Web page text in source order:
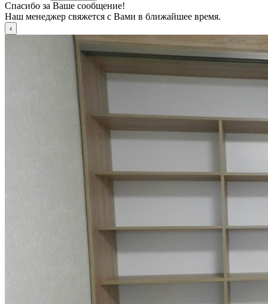
Спасибо за Ваше сообщение!
Наш менеджер свяжется с Вами в ближайшее время.